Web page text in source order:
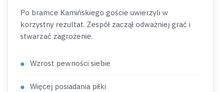
Po bramce Kamińskiego goście uwierzyli w
korzystny rezultat. Zespół zaczął odważniej grać i
stwarzać zagrożenie.
Wzrost pewności siebie
Więcej posiadania piłki